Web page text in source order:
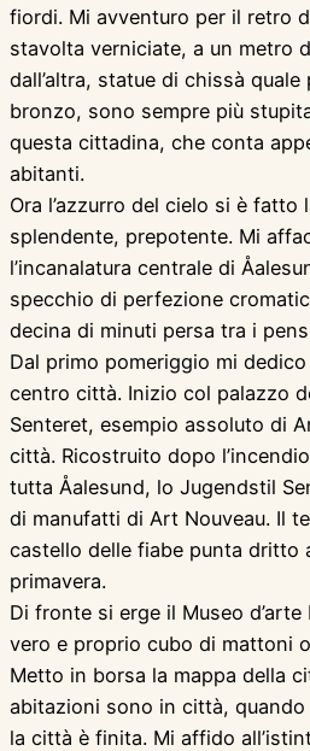
fiordi. Mi avventuro per il retro
stavolta verniciate, a un metro
dall’altra, statue di chissà
bronzo, sono sempre più
questa cittadina, che conta
abitanti.
Ora l’azzurro del cielo si è fatto
splendente, prepotente. Mi
l’incanalatura centrale di
specchio di perfezione
decina di minuti persa tra i
Dal primo pomeriggio mi
centro città. Inizio col palazzo
Senteret, esempio assoluto di
città. Ricostruito dopo
tutta Åalesund, lo Jugendstil
di manufatti di Art Nouveau. Il
castello delle fiabe punta dritto
primavera.
Di fronte si erge il Museo
vero e proprio cubo di mattoni
Metto in borsa la mappa della
abitazioni sono in città,
la città è finita. Mi affido